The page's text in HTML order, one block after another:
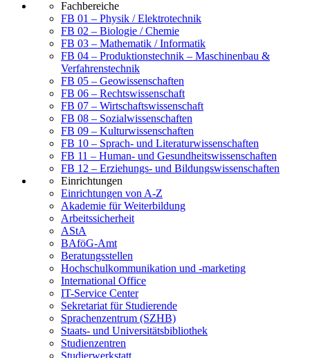
Fachbereiche
FB 01 – Physik / Elektrotechnik
FB 02 – Biologie / Chemie
FB 03 – Mathematik / Informatik
FB 04 – Produktionstechnik – Maschinenbau &
Verfahrenstechnik
FB 05 – Geowissenschaften
FB 06 – Rechtswissenschaft
FB 07 – Wirtschaftswissenschaft
FB 08 – Sozialwissenschaften
FB 09 – Kulturwissenschaften
FB 10 – Sprach- und Literaturwissenschaften
FB 11 – Human- und Gesundheitswissenschaften
FB 12 – Erziehungs- und Bildungswissenschaften
Einrichtungen
Einrichtungen von A-Z
Akademie für Weiterbildung
Arbeitssicherheit
AStA
BAföG-Amt
Beratungsstellen
Hochschulkommunikation und -marketing
International Office
IT-Service Center
Sekretariat für Studierende
Sprachenzentrum (SZHB)
Staats- und Universitätsbibliothek
Studienzentren
Studierwerkstatt